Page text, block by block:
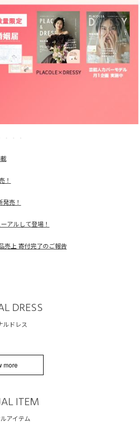
！
売！
アルして登場！
売上 寄付完了のご報告
DRESS
ルドレス
more
ITEM
アイテム